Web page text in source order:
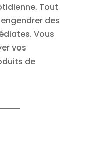
Tout
des
Vous
vos
de